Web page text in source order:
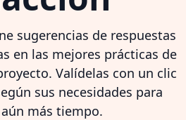
sugerencias de respuestas
en las mejores prácticas de
Valídelas con un clic
sus necesidades para
más tiempo.